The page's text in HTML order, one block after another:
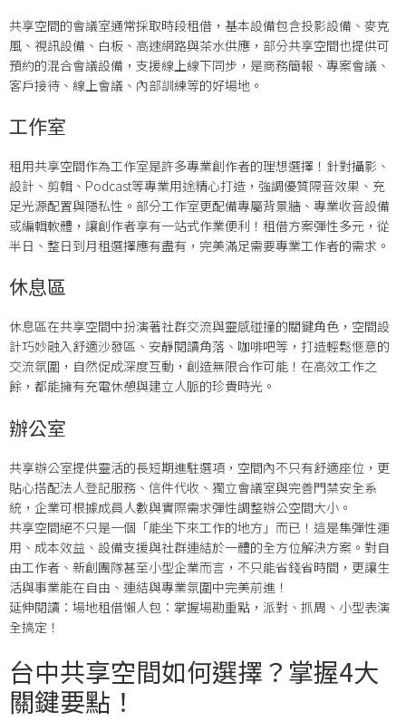
共享空間的會議室通常採取時段租借，基本設備包含投影設備、麥克
風、視訊設備、白板、高速網路與茶水供應，部分共享空間也提供可
預約的混合會議設備，支援線上線下同步，是商務簡報、專案會議、
客戶接待、線上會議、內部訓練等的好場地。
工作室
租用共享空間作為工作室是許多專業創作者的理想選擇！針對攝影、
設計、剪輯、Podcast等專業用途精心打造，強調優質隔音效果、充
足光源配置與隱私性。部分工作室更配備專屬背景牆、專業收音設備
或編輯軟體，讓創作者享有一站式作業便利！租借方案彈性多元，從
半日、整日到月租選擇應有盡有，完美滿足需要專業工作者的需求。
休息區
休息區在共享空間中扮演著社群交流與靈感碰撞的關鍵角色，空間設
計巧妙融入舒適沙發區、安靜閱讀角落、咖啡吧等，打造輕鬆愜意的
交流氛圍，自然促成深度互動，創造無限合作可能！在高效工作之
餘，都能擁有充電休憩與建立人脈的珍貴時光。
辦公室
共享辦公室提供靈活的長短期進駐選項，空間內不只有舒適座位，更
貼心搭配法人登記服務、信件代收、獨立會議室與完善門禁安全系
統，企業可根據成員人數與實際需求彈性調整辦公空間大小。
共享空間絕不只是一個「能坐下來工作的地方」而已！這是集彈性運
用、成本效益、設備支援與社群連結於一體的全方位解決方案。對自
由工作者、新創團隊甚至小型企業而言，不只能省錢省時間，更讓生
活與事業能在自由、連結與專業氛圍中完美前進！
延伸閱讀：場地租借懶人包：掌握場勘重點，派對、抓周、小型表演
全搞定！
台中共享空間如何選擇？掌握4大
關鍵要點！